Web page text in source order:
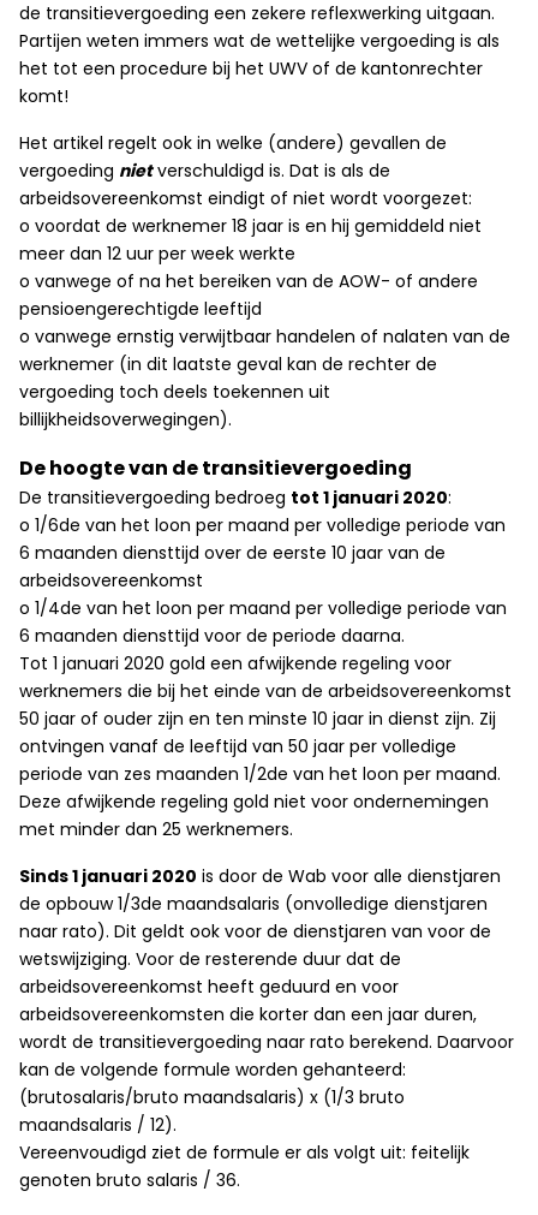
de transitievergoeding een zekere reflexwerking uitgaan.
Partijen weten immers wat de wettelijke vergoeding is als
het tot een procedure bij het UWV of de kantonrechter
komt!
Het artikel regelt ook in welke (andere) gevallen de
vergoeding nietverschuldigd is. Dat is als de
arbeidsovereenkomst eindigt of niet wordt voorgezet:
o voordat de werknemer 18 jaar is en hij gemiddeld niet
meer dan 12 uur per week werkte
o vanwege of na het bereiken van de AOW- of andere
pensioengerechtigde leeftijd
o vanwege ernstig verwijtbaar handelen of nalaten van de
werknemer (in dit laatste geval kan de rechter de
vergoeding toch deels toekennen uit
billijkheidsoverwegingen).
De hoogte van de transitievergoeding
De transitievergoeding bedroeg tot 1 januari 2020:
o 1/6de van het loon per maand per volledige periode van
6 maanden diensttijd over de eerste 10 jaar van de
arbeidsovereenkomst
o 1/4de van het loon per maand per volledige periode van
6 maanden diensttijd voor de periode daarna.
Tot 1 januari 2020 gold een afwijkende regeling voor
werknemers die bij het einde van de arbeidsovereenkomst
50 jaar of ouder zijn en ten minste 10 jaar in dienst zijn. Zij
ontvingen vanaf de leeftijd van 50 jaar per volledige
periode van zes maanden 1/2de van het loon per maand.
Deze afwijkende regeling gold niet voor ondernemingen
met minder dan 25 werknemers.
Sinds 1 januari 2020 is door de Wab voor alle dienstjaren
de opbouw 1/3de maandsalaris (onvolledige dienstjaren
naar rato). Dit geldt ook voor de dienstjaren van voor de
wetswijziging. Voor de resterende duur dat de
arbeidsovereenkomst heeft geduurd en voor
arbeidsovereenkomsten die korter dan een jaar duren,
wordt de transitievergoeding naar rato berekend. Daarvoor
kan de volgende formule worden gehanteerd:
(brutosalaris/bruto maandsalaris) x (1/3 bruto
maandsalaris / 12).
Vereenvoudigd ziet de formule er als volgt uit: feitelijk
genoten bruto salaris / 36.